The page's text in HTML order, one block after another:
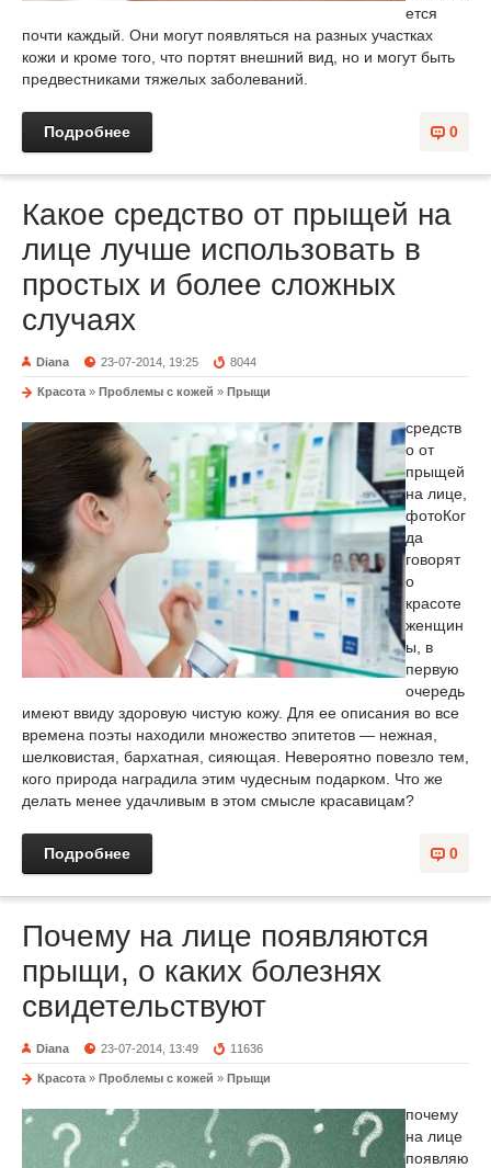
ется
почти каждый. Они могут появляться на разных участках
кожи и кроме того, что портят внешний вид, но и могут быть
предвестниками тяжелых заболеваний.
0
Подробнее
Какое средство от прыщей на
лице лучше использовать в
простых и более сложных
случаях
Diana 23-07-2014, 19:25 8044
Красота » Проблемы с кожей » Прыщи
средств
о от
прыщей
на лице,
фотоКог
да
говорят
о
красоте
женщин
ы, в
первую
очередь
имеют ввиду здоровую чистую кожу. Для ее описания во все
времена поэты находили множество эпитетов — нежная,
шелковистая, бархатная, сияющая. Невероятно повезло тем,
кого природа наградила этим чудесным подарком. Что же
делать менее удачливым в этом смысле красавицам?
0
Подробнее
Почему на лице появляются
прыщи, о каких болезнях
свидетельствуют
Diana 23-07-2014, 13:49 11636
Красота » Проблемы с кожей » Прыщи
почему
на лице
появляю